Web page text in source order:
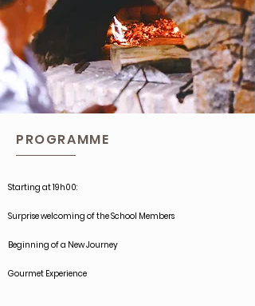
PROGRAMME
Starting at 19h00:
Surprise welcoming of the School Members
Beginning of a New Journey
Gourmet Experience